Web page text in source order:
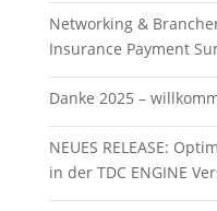
Networking &
Insurance Payment
Danke 2025 –
NEUES RELEASE:
in der TDC ENGINE